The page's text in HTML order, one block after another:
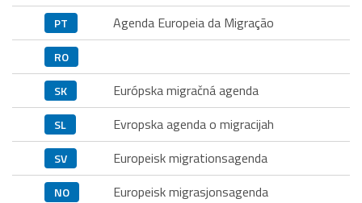
PT Agenda Europeia da Migração
RO
SK
Európska migračná agenda
SL Evropska agenda o migracijah
SV Europeisk migrationsagenda
NO Europeisk migrasjonsagenda